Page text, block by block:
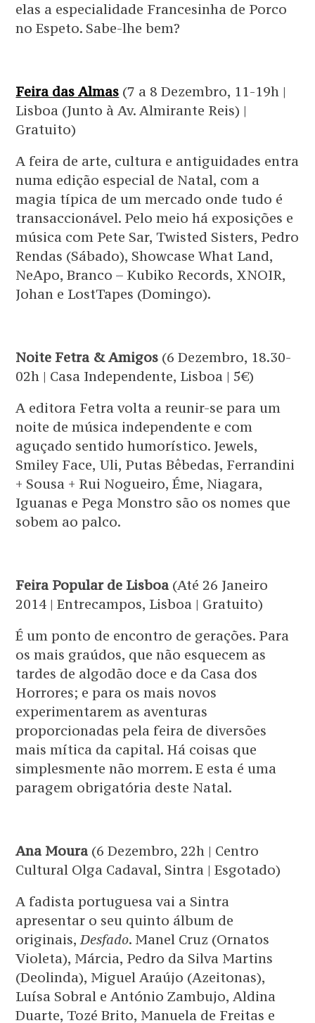
elas a especialidade Francesinha de Porco
no Espeto. Sabe-lhe bem?
Feira das Almas (7 a 8 Dezembro, 11-19h |
Lisboa (Junto à Av. Almirante Reis) |
Gratuito)
A feira de arte, cultura e antiguidades entra
numa edição especial de Natal, com a
magia típica de um mercado onde tudo é
transaccionável. Pelo meio há exposições e
música com Pete Sar, Twisted Sisters, Pedro
Rendas (Sábado), Showcase What Land,
NeApo, Branco – Kubiko Records, XNOIR,
Johan e LostTapes (Domingo).
Noite Fetra & Amigos (6 Dezembro, 18.30-
02h | Casa Independente, Lisboa | 5€)
A editora Fetra volta a reunir-se para um
noite de música independente e com
aguçado sentido humorístico. Jewels,
Smiley Face, Uli, Putas Bêbedas, Ferrandini
+ Sousa + Rui Nogueiro, Éme, Niagara,
Iguanas e Pega Monstro são os nomes que
sobem ao palco.
Feira Popular de Lisboa (Até 26 Janeiro
2014 | Entrecampos, Lisboa | Gratuito)
É um ponto de encontro de gerações. Para
os mais graúdos, que não esquecem as
tardes de algodão doce e da Casa dos
Horrores; e para os mais novos
experimentarem as aventuras
proporcionadas pela feira de diversões
mais mítica da capital. Há coisas que
simplesmente não morrem. E esta é uma
paragem obrigatória deste Natal.
Ana Moura (6 Dezembro, 22h | Centro
Cultural Olga Cadaval, Sintra | Esgotado)
A fadista portuguesa vai a Sintra
apresentar o seu quinto álbum de
originais,Desfado. Manel Cruz (Ornatos
Violeta), Márcia, Pedro da Silva Martins
(Deolinda), Miguel Araújo (Azeitonas),
Luísa Sobral e António Zambujo, Aldina
Duarte, Tozé Brito, Manuela de Freitas e